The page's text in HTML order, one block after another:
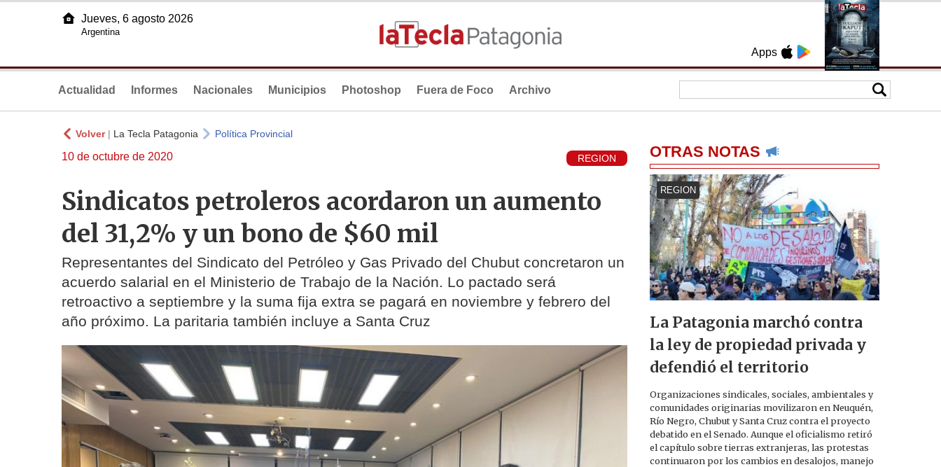
Apps
Jueves, 6 agosto 2026
Argentina
Actualidad Informes Nacionales Municipios Photoshop Fuera de Foco Archivo
Volver| La Tecla Patagonia Política Provincial
10 de octubre de 2020 REGION
Sindicatos petroleros acordaron un aumento
del 31,2% y un bono de $60 mil
Representantes del Sindicato del Petróleo y Gas Privado del Chubut concretaron un
acuerdo salarial en el Ministerio de Trabajo de la Nación. Lo pactado será
retroactivo a septiembre y la suma fija extra se pagará en noviembre y febrero del
año próximo. La paritaria también incluye a Santa Cruz
OTRAS NOTAS
REGION
La Patagonia marchó contra
la ley de propiedad privada y
defendió el territorio
Organizaciones sindicales, sociales, ambientales y
comunidades originarias movilizaron en Neuquén,
Río Negro, Chubut y Santa Cruz contra el proyecto
debatido en el Senado. Aunque el oficialismo retiró
el capítulo sobre tierras extranjeras, las protestas
continuaron por los cambios en desalojos, manejo